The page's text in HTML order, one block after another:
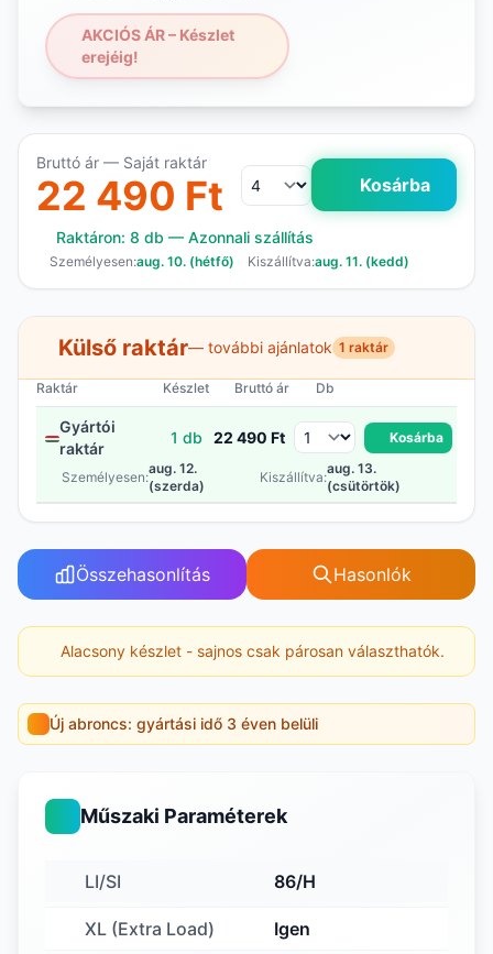
AKCIÓS ÁR – Készlet
erejéig!
Bruttó ár — Saját raktár
22 490 Ft Kosárba
Raktáron: 8 db — Azonnali szállítás
Személyesen:aug. 10. (hétfő) Kiszállítva:aug. 11. (kedd)
Külső raktár— további ajánlatok 1 raktár
Raktár Készlet Bruttó ár Db
Gyártói
raktár
1 db 22 490 Ft Kosárba
Személyesen:
aug. 12.
(szerda)
Kiszállítva:
aug. 13.
(csütörtök)
Összehasonlítás Hasonlók
Alacsony készlet - sajnos csak párosan választhatók.
Új abroncs: gyártási idő 3 éven belüli
Műszaki Paraméterek
LI/SI 86/H
XL (Extra Load) Igen